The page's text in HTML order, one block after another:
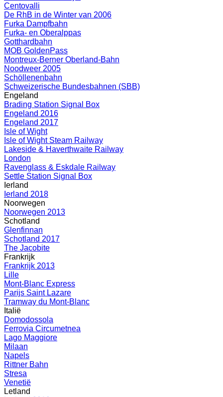
Centovalli
De RhB in de Winter van 2006
Furka Dampfbahn
Furka- en Oberalppas
Gotthardbahn
MOB GoldenPass
Montreux-Berner Oberland-Bahn
Noodweer 2005
Schöllenenbahn
Schweizerische Bundesbahnen (SBB)
Engeland
Brading Station Signal Box
Engeland 2016
Engeland 2017
Isle of Wight
Isle of Wight Steam Railway
Lakeside & Haverthwaite Railway
London
Ravenglass & Eskdale Railway
Settle Station Signal Box
Ierland
Ierland 2018
Noorwegen
Noorwegen 2013
Schotland
Glenfinnan
Schotland 2017
The Jacobite
Frankrijk
Frankrijk 2013
Lille
Mont-Blanc Express
Parijs Saint Lazare
Tramway du Mont-Blanc
Italië
Domodossola
Ferrovia Circumetnea
Lago Maggiore
Milaan
Napels
Rittner Bahn
Stresa
Venetië
Letland